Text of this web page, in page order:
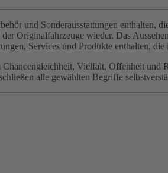
und Sonderausstattungen enthalten,
Originalfahrzeuge wieder. Das
Services und Produkte enthalten,
Vielfalt, Offenheit
alle gewählten Begriffe